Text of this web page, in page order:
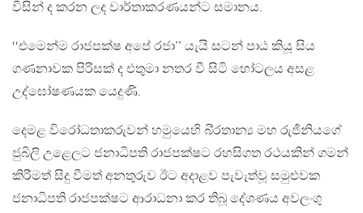
විසින් ද කරන ලද වාර්තාකරණයන්ට සමානය.
‘‘එමෙන්ම රාජපක්ෂ අපේ රජා’’ යැයි සටන් පාඨ කියූ සිය
ගණනාවක පිරිසක් ද එතුමා නතර වී සිටි හෝටලය අසළ
උද්ඝෝෂණයක යෙදුණි.
දෙමළ විරෝධතාකරුවන් හමුයෙහි බි‍්‍රතාන්‍ය මහ රුජිනියගේ
ජුබිලි උළෙලට ජනාධිපති රාජපක්ෂට රහසිගත රථයකින් ගමන්
කිරීමත් සිදු වීමත් අනතුරුව ඊට අදාළව පැවැත්වූ සමුළුවක
ජනාධිපති රාජපක්ෂට ආරාධනා කර තිබූ දේශණය අවලංගු